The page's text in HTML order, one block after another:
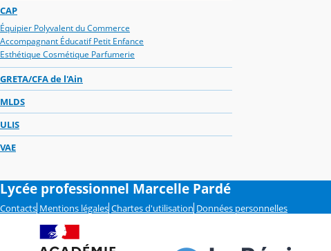
CAP
Équipier Polyvalent du Commerce
Accompagnant Éducatif Petit Enfance
Esthétique Cosmétique Parfumerie
GRETA/CFA de l'Ain
MLDS
ULIS
VAE
Lycée professionnel Marcelle Pardé
Contacts Mentions légales Chartes d'utilisation Données personnelles